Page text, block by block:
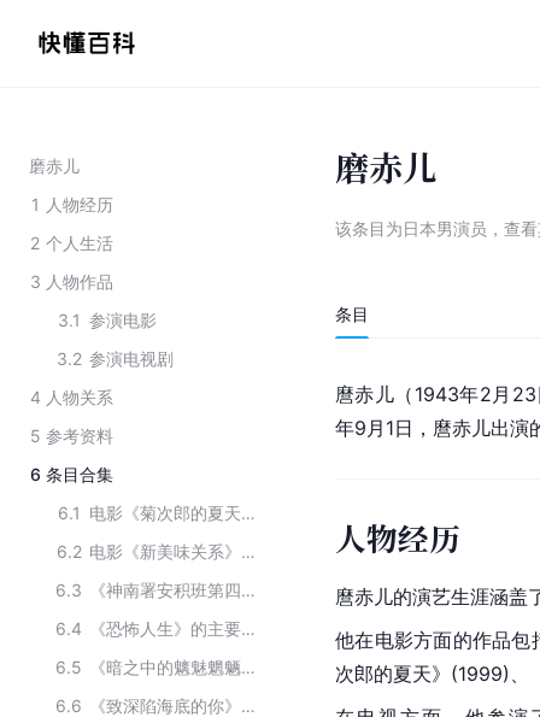
磨赤儿
1 人物经历
2 个人生活
3 人物作品
3.1 参演电影
3.2 参演电视剧
4 人物关系
5 参考资料
6 条目合集
6.1
电影《菊次郎的夏天》主要演员
6.2
电影《新美味关系》主要演员
6.3
《神南署安积班第四季》的主要演员
6.4
《恐怖人生》的主要演员
6.5
《暗之中的魑魅魍魉》的主要演员
6.6
《致深陷海底的你》的主要演员
磨赤儿
该条目为日本男演员 ， 查看
条目
麿赤儿（1943年2月
年9月1日，麿赤儿出演
人物经历
麿赤儿的演艺生涯涵盖
他在电影方面的作品
次郎的夏天》(1999)、